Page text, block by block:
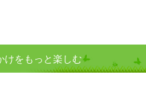
けをもっと楽しむ